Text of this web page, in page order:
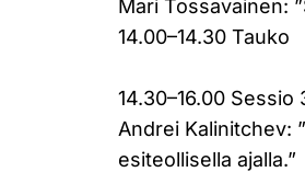
Mari Tossavainen:
14.00–14.30 Tauko
14.30–16.00 Sessio
Andrei Kalinitchev:
esiteollisella ajalla.”